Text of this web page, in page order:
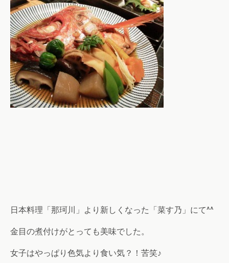
日本料理「那珂川」より新しくなった「菜す乃」にて^^
金目の煮付けがとっても美味でした。
女子はやっぱり色気より食い気？！苦笑♪